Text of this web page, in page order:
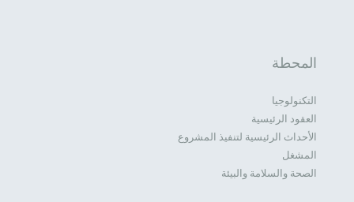
المحطة
التكنولوجيا
العقود الرئيسية
الأحداث الرئيسية لتنفيذ المشروع
المشغل
الصحة والسلامة والبيئة